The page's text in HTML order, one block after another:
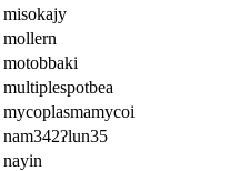
misokajy
mollern
motobbaki
multiplespotbea
mycoplasmamycoi
nam342ʔlun35
nayin